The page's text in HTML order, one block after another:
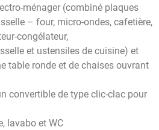
ménager (combiné plaques
– four, micro-ondes, cafetière,
congélateur,
et ustensiles de cuisine) et
table ronde et de chaises ouvrant
convertible de type clic-clac pour
lavabo et WC